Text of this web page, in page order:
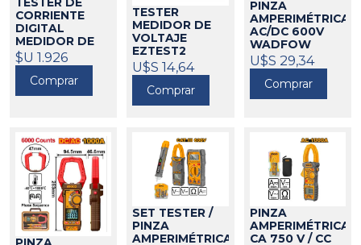
TESTER DE
CORRIENTE
DIGITAL
MEDIDOR DE
TEMPERATURA
MUT-33
TRUPER314006
$U 1.926
Comprar
TESTER
MEDIDOR DE
VOLTAJE
EZTEST2
MINIPA 546017
U$S 14,64
Comprar
PINZA
AMPERIMÉTRICA
AC/DC 600V
WADFOW
314076
U$S 29,34
Comprar
SET TESTER /
PINZA
AMPERIMÉTRICA
PINZA
AMPERIMÉTRICA
CA 750 V / CC